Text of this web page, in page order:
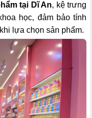
tại Dĩ An, kệ trưng
học, đảm bảo tính
lựa chọn sản phẩm.